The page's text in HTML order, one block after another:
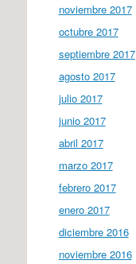
noviembre 2017
octubre 2017
septiembre 2017
agosto 2017
julio 2017
junio 2017
abril 2017
marzo 2017
febrero 2017
enero 2017
diciembre 2016
noviembre 2016